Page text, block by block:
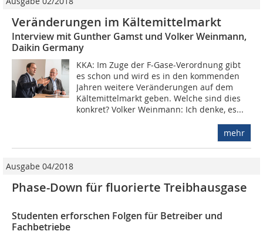
Veränderungen im Kältemittelmarkt
Interview mit Gunther Gamst und Volker Weinmann,
Daikin Germany
KKA: Im Zuge der F-Gase-Verordnung gibt
es schon und wird es in den kommenden
Jahren weitere Veränderungen auf dem
Kältemittelmarkt geben. Welche sind dies
konkret? Volker Weinmann: Ich denke, es...
mehr
Ausgabe 04/2018
Phase-Down für fluorierte Treibhausgase
Studenten erforschen Folgen für Betreiber und
Fachbetriebe